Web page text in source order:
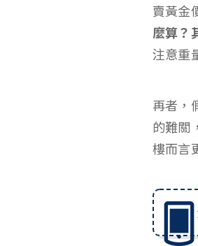
賣黃金
麼算？
注意重
再者，
的難關
樓而言